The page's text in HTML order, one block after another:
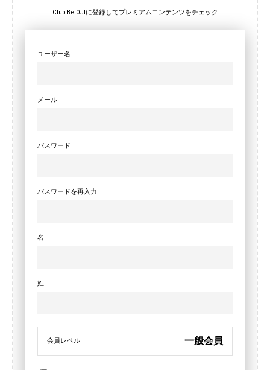
Club Be OJIに登録してプレミアムコンテンツをチェック
ユーザー名
メール
パスワード
パスワードを再入力
名
姓
会員レベル 一般会員